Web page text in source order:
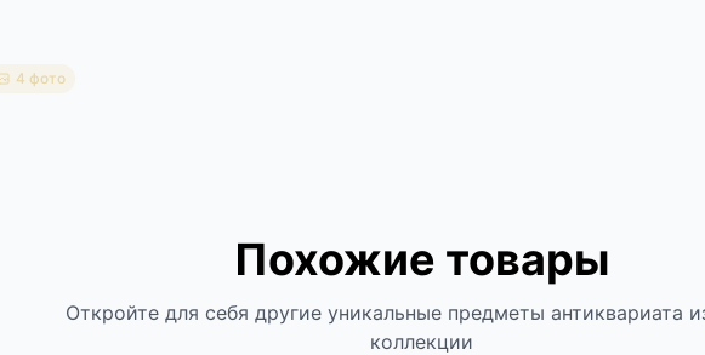
4 фото
Похожие товары
Откройте для себя другие уникальные предметы антиквариата
коллекции